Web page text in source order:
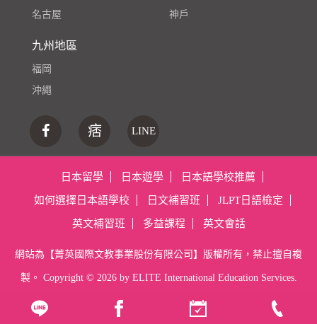
名古屋
神戶
九州地區
福岡
沖繩
痞 LINE
日本留學 日本遊學 日本語學校推薦
如何選擇日本語學校 日文補習班 JLPT日語檢定
英文補習班 多益課程 英文會話
網站為【菁英國際文教事業股份有限公司】版權所有，禁止擅自複
製。 Copyright © 2026 by ELITE International Education Services.